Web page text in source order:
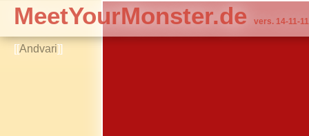
[[Andvari]]
MeetYourMonster.de vers. 14-11-11